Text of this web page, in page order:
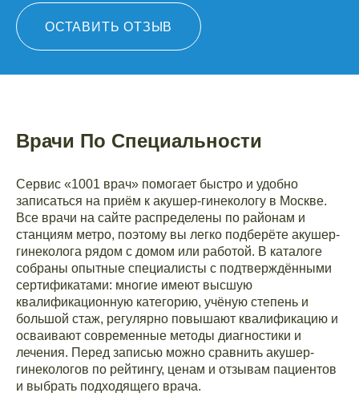
ОСТАВИТЬ ОТЗЫВ
Врачи По Специальности
Сервис «1001 врач» помогает быстро и удобно
записаться на приём к акушер-гинекологу в Москве.
Все врачи на сайте распределены по районам и
станциям метро, поэтому вы легко подберёте акушер-
гинеколога рядом с домом или работой. В каталоге
собраны опытные специалисты с подтверждёнными
сертификатами: многие имеют высшую
квалификационную категорию, учёную степень и
большой стаж, регулярно повышают квалификацию и
осваивают современные методы диагностики и
лечения. Перед записью можно сравнить акушер-
гинекологов по рейтингу, ценам и отзывам пациентов
и выбрать подходящего врача.